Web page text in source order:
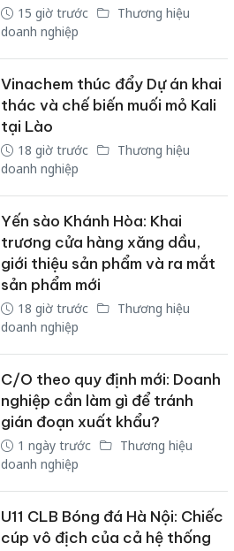
15 giờ trước
Thương hiệu
doanh nghiệp
Vinachem thúc đẩy Dự án khai
thác và chế biến muối mỏ Kali
tại Lào
18 giờ trước
Thương hiệu
doanh nghiệp
Yến sào Khánh Hòa: Khai
trương cửa hàng xăng dầu,
giới thiệu sản phẩm và ra mắt
sản phẩm mới
18 giờ trước
Thương hiệu
doanh nghiệp
C/O theo quy định mới: Doanh
nghiệp cần làm gì để tránh
gián đoạn xuất khẩu?
1 ngày trước
Thương hiệu
doanh nghiệp
U11 CLB Bóng đá Hà Nội: Chiếc
cúp vô địch của cả hệ thống